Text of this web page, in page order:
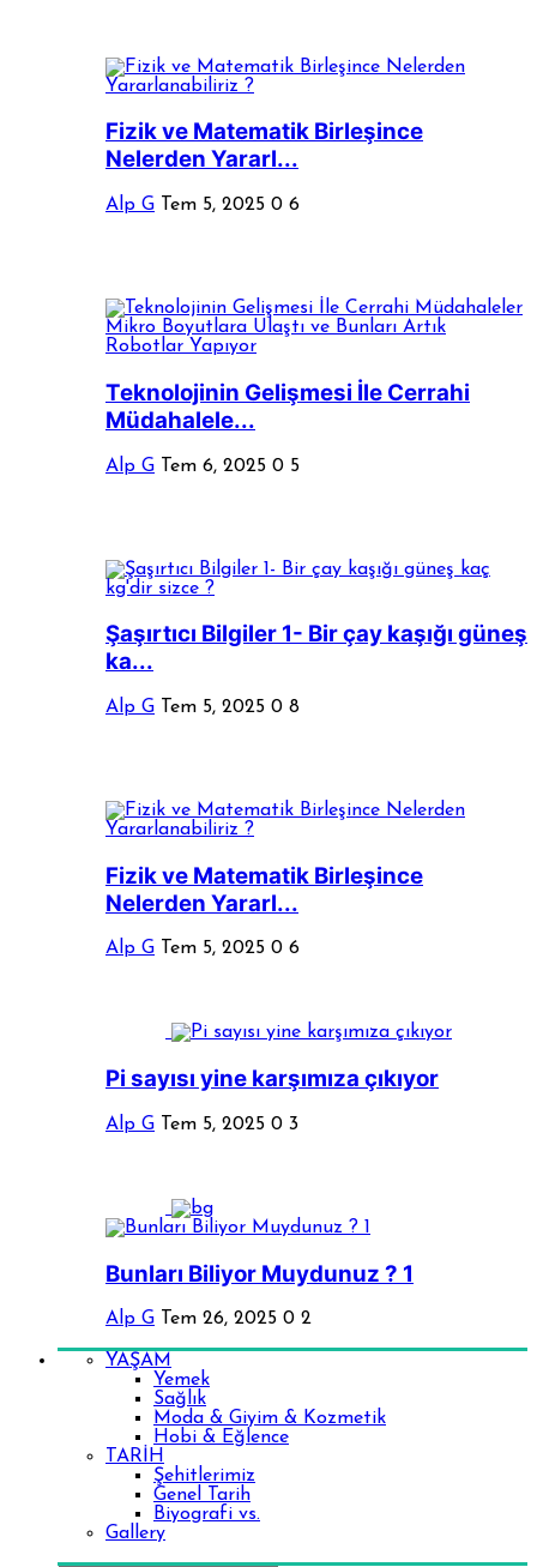
Fizik ve Matematik Birleşince
Nelerden Yararl...
Alp G Tem 5, 2025 0 6
Teknolojinin Gelişmesi İle Cerrahi
Müdahalele...
Alp G Tem 6, 2025 0 5
Şaşırtıcı Bilgiler 1- Bir çay kaşığı güneş
ka...
Alp G Tem 5, 2025 0 8
Fizik ve Matematik Birleşince
Nelerden Yararl...
Alp G Tem 5, 2025 0 6
Pi sayısı yine karşımıza çıkıyor
Alp G Tem 5, 2025 0 3
Bunları Biliyor Muydunuz ? 1
Alp G Tem 26, 2025 0 2
YAŞAM
Yemek
Sağlık
Moda & Giyim & Kozmetik
Hobi & Eğlence
TARİH
Şehitlerimiz
Genel Tarih
Biyografi vs.
Gallery